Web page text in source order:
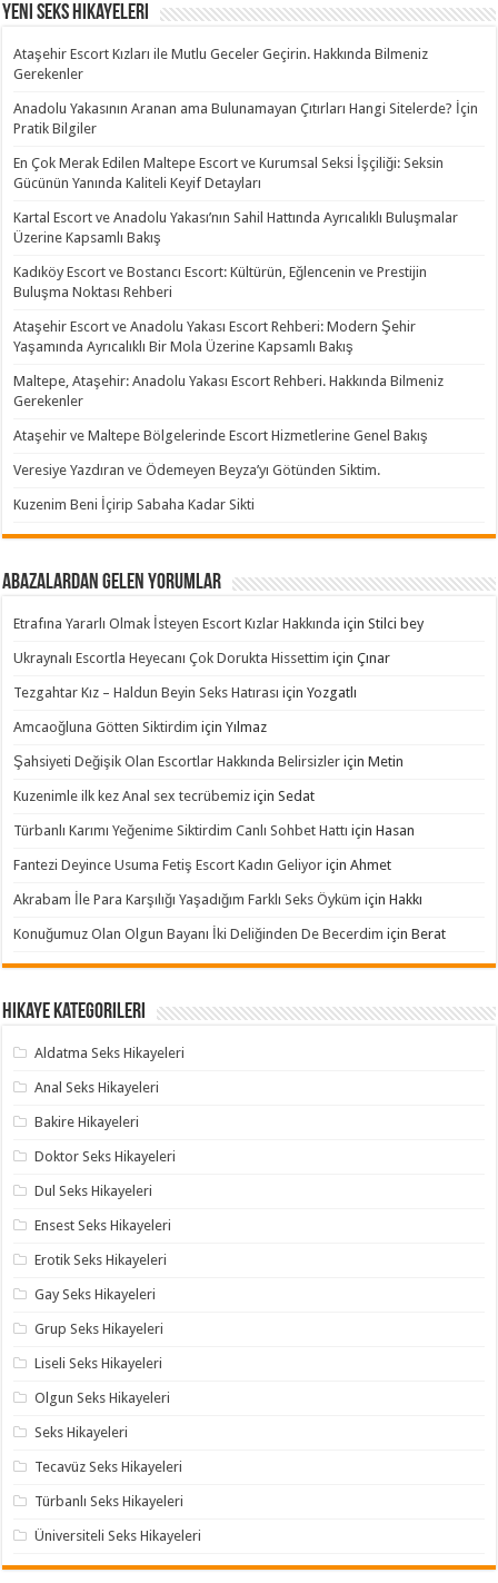
Yeni Seks Hikayeleri
Ataşehir Escort Kızları ile Mutlu Geceler Geçirin. Hakkında Bilmeniz
Gerekenler
Anadolu Yakasının Aranan ama Bulunamayan Çıtırları Hangi Sitelerde? İçin
Pratik Bilgiler
En Çok Merak Edilen Maltepe Escort ve Kurumsal Seksi İşçiliği: Seksin
Gücünün Yanında Kaliteli Keyif Detayları
Kartal Escort ve Anadolu Yakası’nın Sahil Hattında Ayrıcalıklı Buluşmalar
Üzerine Kapsamlı Bakış
Kadıköy Escort ve Bostancı Escort: Kültürün, Eğlencenin ve Prestijin
Buluşma Noktası Rehberi
Ataşehir Escort ve Anadolu Yakası Escort Rehberi: Modern Şehir
Yaşamında Ayrıcalıklı Bir Mola Üzerine Kapsamlı Bakış
Maltepe, Ataşehir: Anadolu Yakası Escort Rehberi. Hakkında Bilmeniz
Gerekenler
Ataşehir ve Maltepe Bölgelerinde Escort Hizmetlerine Genel Bakış
Veresiye Yazdıran ve Ödemeyen Beyza’yı Götünden Siktim.
Kuzenim Beni İçirip Sabaha Kadar Sikti
Abazalardan Gelen Yorumlar
Etrafına Yararlı Olmak İsteyen Escort Kızlar Hakkında içinStilci bey
Ukraynalı Escortla Heyecanı Çok Dorukta Hissettim içinÇınar
Tezgahtar Kız – Haldun Beyin Seks Hatırası içinYozgatlı
Amcaoğluna Götten Siktirdim içinYılmaz
Şahsiyeti Değişik Olan Escortlar Hakkında Belirsizler içinMetin
Kuzenimle ilk kez Anal sex tecrübemiz içinSedat
Türbanlı Karımı Yeğenime Siktirdim Canlı Sohbet Hattı içinHasan
Fantezi Deyince Usuma Fetiş Escort Kadın Geliyor içinAhmet
Akrabam İle Para Karşılığı Yaşadığım Farklı Seks Öyküm içinHakkı
Konuğumuz Olan Olgun Bayanı İki Deliğinden De Becerdim içinBerat
Hikaye Kategorileri
Aldatma Seks Hikayeleri
Anal Seks Hikayeleri
Bakire Hikayeleri
Doktor Seks Hikayeleri
Dul Seks Hikayeleri
Ensest Seks Hikayeleri
Erotik Seks Hikayeleri
Gay Seks Hikayeleri
Grup Seks Hikayeleri
Liseli Seks Hikayeleri
Olgun Seks Hikayeleri
Seks Hikayeleri
Tecavüz Seks Hikayeleri
Türbanlı Seks Hikayeleri
Üniversiteli Seks Hikayeleri